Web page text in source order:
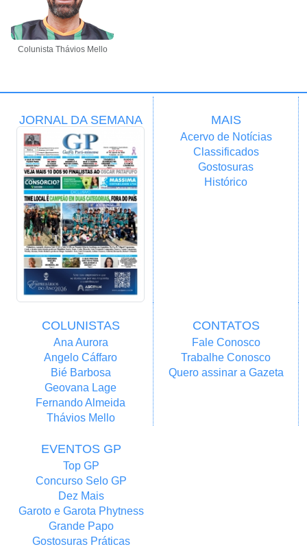
Colunista Thávios Mello
JORNAL DA SEMANA MAIS
Acervo de Notícias
Classificados
Gostosuras
Histórico
COLUNISTAS
Ana Aurora
Angelo Cáffaro
Bié Barbosa
Geovana Lage
Fernando Almeida
Thávios Mello
CONTATOS
Fale Conosco
Trabalhe Conosco
Quero assinar a Gazeta
EVENTOS GP
Top GP
Concurso Selo GP
Dez Mais
Garoto e Garota Phytness
Grande Papo
Gostosuras Práticas